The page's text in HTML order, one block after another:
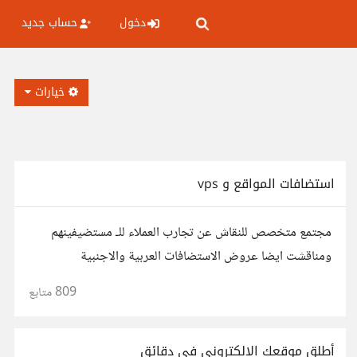
دخول حساب جديد
خيارات
استضافات المواقع و vps
مجتمع متخصص للنقاش عن تجارب العملاء للـ مستضيفينهم
ومناقشت ايضا عروض الاستضافات العربية والاجنبية
809متابع
أطلق موقعك الإلكتروني في دقائق